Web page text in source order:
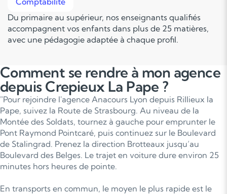
Du primaire au supérieur, nos enseignants qualifiés
accompagnent vos enfants dans plus de 25 matières,
avec une pédagogie adaptée à chaque profil.
Comment se rendre à mon agence
depuis Crepieux La Pape ?
"Pour rejoindre l'agence Anacours Lyon depuis Rillieux la
Pape, suivez la Route de Strasbourg. Au niveau de la
Montée des Soldats, tournez à gauche pour emprunter le
Pont Raymond Pointcaré, puis continuez sur le Boulevard
de Stalingrad. Prenez la direction Brotteaux jusqu’au
Boulevard des Belges. Le trajet en voiture dure environ 25
minutes hors heures de pointe.
En transports en commun, le moyen le plus rapide est le